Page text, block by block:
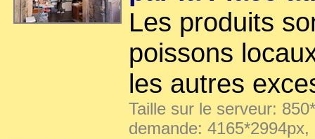
Les produits
poissons
les autres
Taille sur le serveur:
demande: